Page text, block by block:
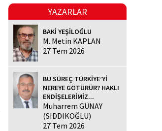
YAZARLAR
BAKİ YEŞİLOĞLU
M. Metin KAPLAN
27 Tem 2026
BU SÜREÇ TÜRKİYE’Yİ
NEREYE GÖTÜRÜR? HAKLI
ENDİŞELERİMİZ...
Muharrem GÜNAY
(SIDDIKOĞLU)
27 Tem 2026